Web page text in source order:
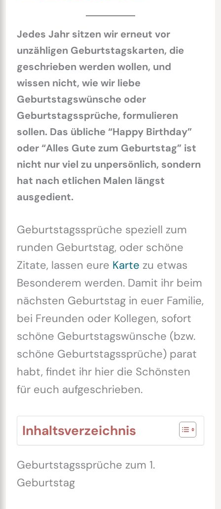
Jedes Jahr sitzen wir erneut vor
unzähligen Geburtstagskarten, die
geschrieben werden wollen, und
wissen nicht, wie wir liebe
Geburtstagswünsche oder
Geburtstagssprüche, formulieren
sollen. Das übliche “Happy Birthday”
oder “Alles Gute zum Geburtstag” ist
nicht nur viel zu unpersönlich, sondern
hat nach etlichen Malen längst
ausgedient.
Geburtstagssprüche speziell zum
runden Geburtstag, oder schöne
Zitate, lassen eure Karte zu etwas
Besonderem werden. Damit ihr beim
nächsten Geburtstag in euer Familie,
bei Freunden oder Kollegen, sofort
schöne Geburtstagswünsche (bzw.
schöne Geburtstagssprüche) parat
habt, findet ihr hier die Schönsten
für euch aufgeschrieben.
Inhaltsverzeichnis
Geburtstagssprüche zum 1.
Geburtstag